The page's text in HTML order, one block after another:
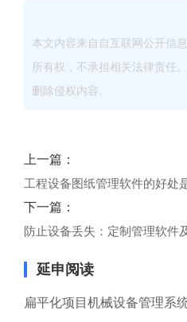
本文内容来自自互联网公开信
所有权，不承担相关法律责任
删除侵权内容。
上一篇：
工程设备图纸管理软件的好处
下一篇：
防止设备丢失：定制管理软件
延申阅读
扁平化项目机械设备管理系